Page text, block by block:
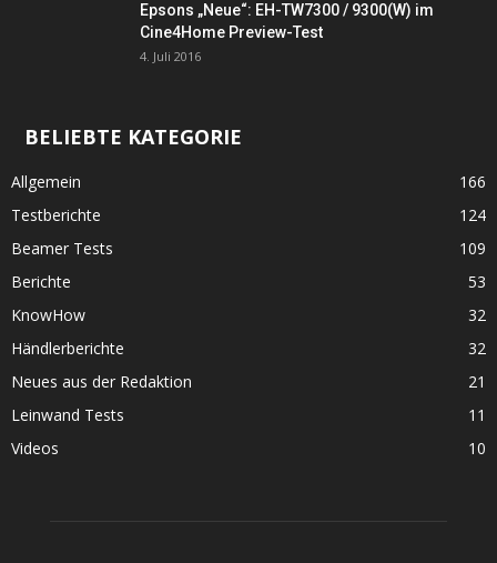
Epsons „Neue“: EH-TW7300 / 9300(W) im
Cine4Home Preview-Test
4. Juli 2016
BELIEBTE KATEGORIE
Allgemein
166
Testberichte
124
Beamer Tests
109
Berichte
53
KnowHow
32
Händlerberichte
32
Neues aus der Redaktion
21
Leinwand Tests
11
Videos
10